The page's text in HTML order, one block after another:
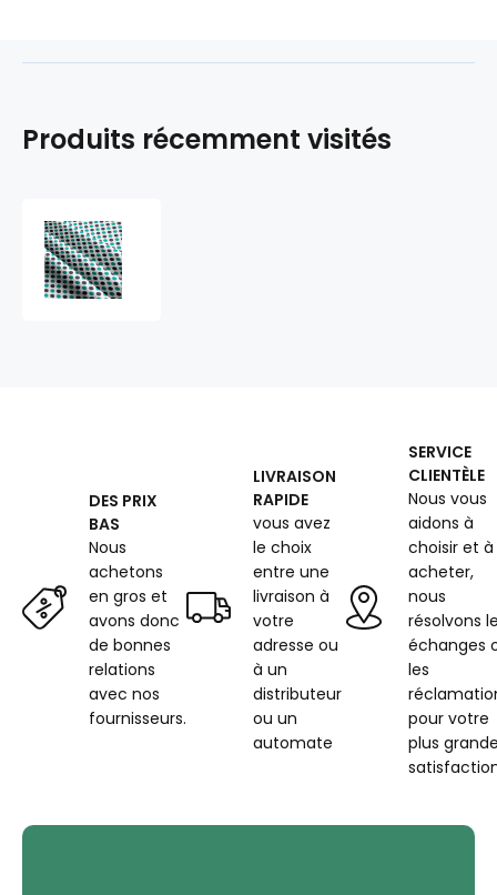
Produits récemment visités
DES PRIX
BAS
Nous
achetons
en gros et
avons donc
de bonnes
relations
avec nos
fournisseurs.
LIVRAISON
RAPIDE
vous avez
le choix
entre une
livraison à
votre
adresse ou
à un
distributeur
ou un
automate
SERVICE
CLIENTÈLE
Nous vous
aidons à
choisir et à
acheter,
nous
résolvons
échanges
les
pour votre
plus